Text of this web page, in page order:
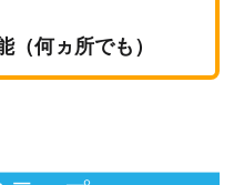
（何ヵ所でも）